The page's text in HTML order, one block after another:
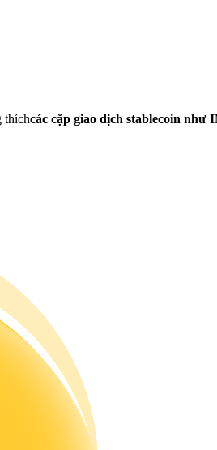
thíchcác cặp giao dịch stablecoin như